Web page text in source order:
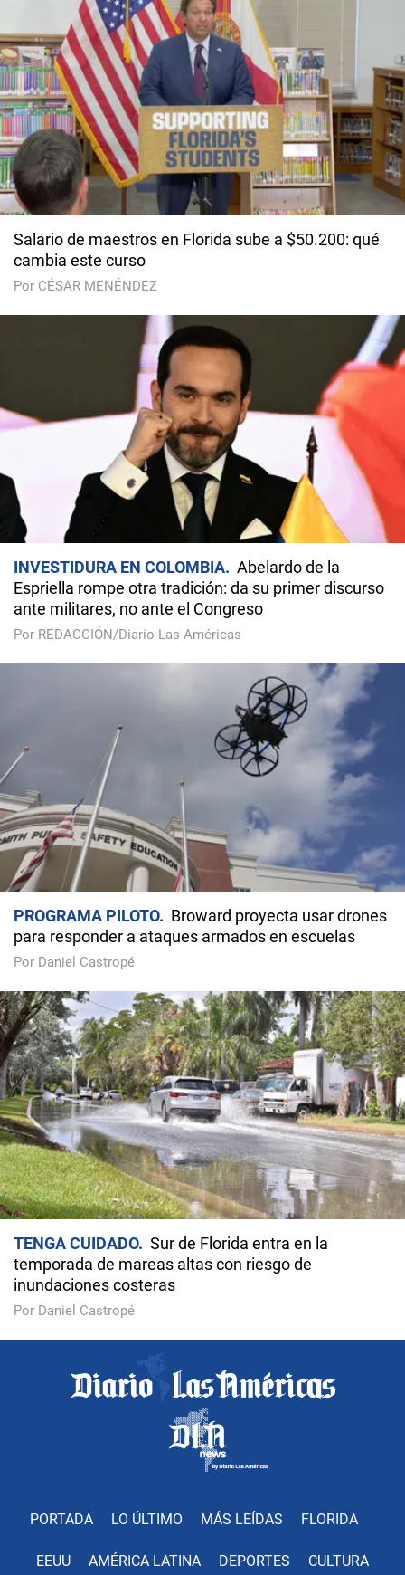
Salario de maestros en Florida sube a $50.200: qué
cambia este curso
Por CÉSAR MENÉNDEZ
INVESTIDURA EN COLOMBIA
Abelardo de la
Espriella rompe otra tradición: da su primer discurso
ante militares, no ante el Congreso
Por REDACCIÓN/Diario Las Américas
PROGRAMA PILOTO
Broward proyecta usar drones
para responder a ataques armados en escuelas
Por Daniel Castropé
TENGA CUIDADO
Sur de Florida entra en la
temporada de mareas altas con riesgo de
inundaciones costeras
Por Daniel Castropé
PORTADA LO ÚLTIMO MÁS LEÍDAS FLORIDA
EEUU AMÉRICA LATINA DEPORTES CULTURA